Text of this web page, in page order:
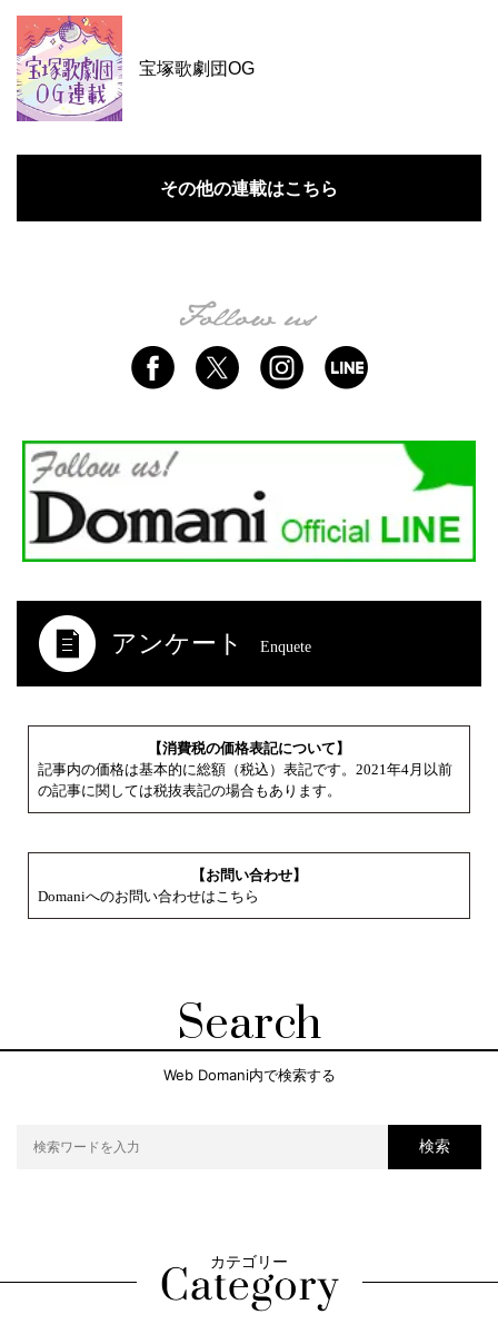
宝塚歌劇団OG
その他の連載はこちら
アンケート Enquete
【消費税の価格表記について】
記事内の価格は基本的に総額（税込）表記です。2021年4月以前
の記事に関しては税抜表記の場合もあります。
【お問い合わせ】
Domaniへのお問い合わせはこちら
Search
Web Domani内で検索する
検索
カテゴリー